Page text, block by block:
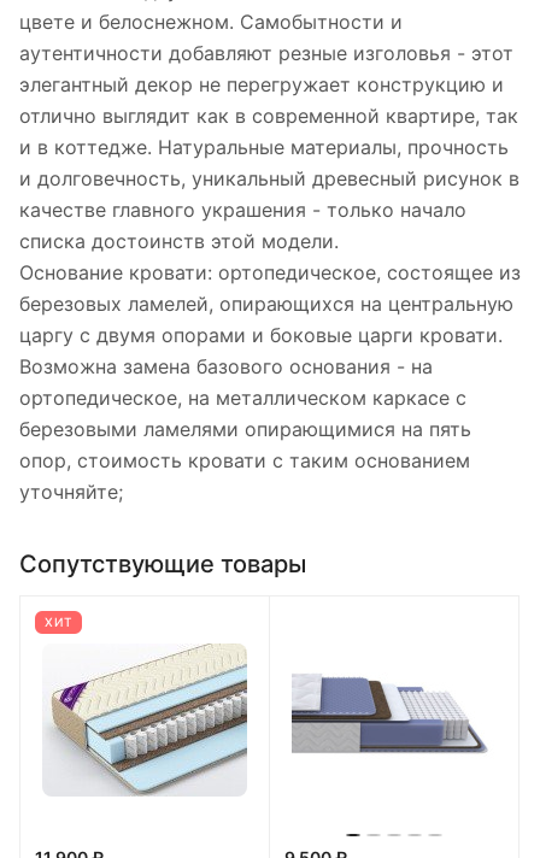
цвете и белоснежном. Самобытности и
аутентичности добавляют резные изголовья - этот
элегантный декор не перегружает конструкцию и
отлично выглядит как в современной квартире, так
и в коттедже. Натуральные материалы, прочность
и долговечность, уникальный древесный рисунок в
качестве главного украшения - только начало
списка достоинств этой модели.
Основание кровати: ортопедическое, состоящее из
березовых ламелей, опирающихся на центральную
царгу с двумя опорами и боковые царги кровати.
Возможна замена базового основания - на
ортопедическое, на металлическом каркасе с
березовыми ламелями опирающимися на пять
опор, стоимость кровати с таким основанием
уточняйте;
Сопутствующие товары
ХИТ